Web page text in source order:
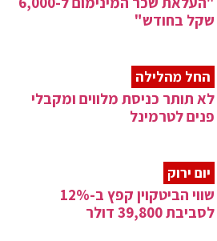
שקל בחודש"
החל מהלילה
לא תותר כניסת מלווים ומקבלי
פנים לטרמינל
יום ירוק
שווי הביטקוין קפץ ב-12%
לסביבת 39,800 דולר